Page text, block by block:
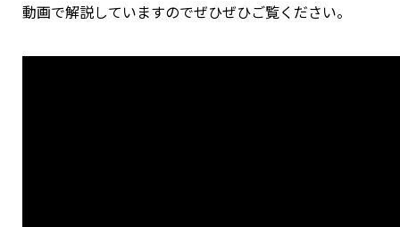
動画で解説していますのでぜひぜひご覧ください。